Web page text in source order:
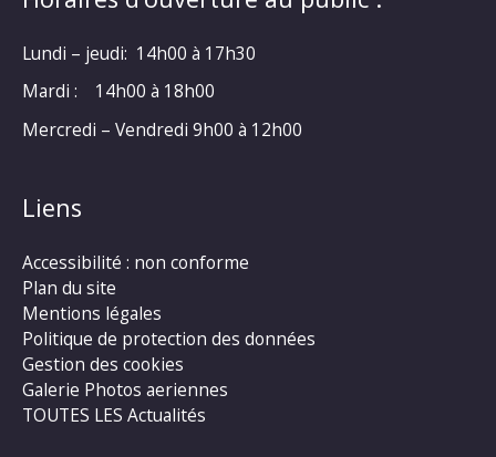
Lundi – jeudi: 14h00 à 17h30
Mardi : 14h00 à 18h00
Mercredi – Vendredi 9h00 à 12h00
Liens
Accessibilité : non conforme
Plan du site
Mentions légales
Politique de protection des données
Gestion des cookies
Galerie Photos aeriennes
TOUTES LES Actualités